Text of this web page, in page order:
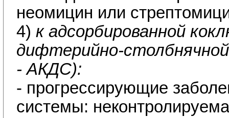
неомицин или
4) к адсорбированной
дифтерийно-
- АКДС):
- прогрессирующие
системы: